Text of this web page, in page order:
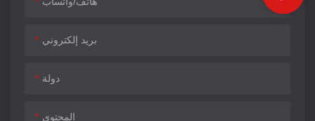
بريد إلكتروني
دولة
المحتوى